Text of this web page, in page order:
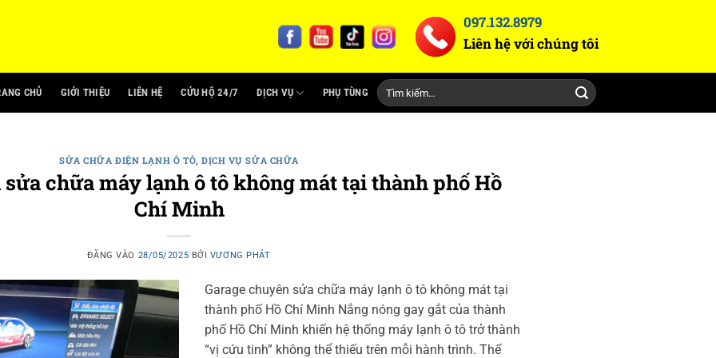
097.132.8979
Liên hệ với chúng tôi
CHỦ GIỚI THIỆU LIÊN HỆ CỨU HỘ 24/7 DỊCH VỤ PHỤ TÙNG
Tìm
kiếm:
SỬA CHỮA ĐIỆN LẠNH Ô TÔ,DỊCH VỤ SỬA CHỮA
sửa chữa máy lạnh ô tô không mát tại thành phố Hồ
Chí Minh
ĐĂNG VÀO 28/05/2025 BỞI VƯƠNG PHÁT
Garage chuyên sửa chữa máy lạnh ô tô không mát tại
thành phố Hồ Chí Minh Nắng nóng gay gắt của thành
phố Hồ Chí Minh khiến hệ thống máy lạnh ô tô trở thành
“vị cứu tinh” không thể thiếu trên mỗi hành trình. Thế